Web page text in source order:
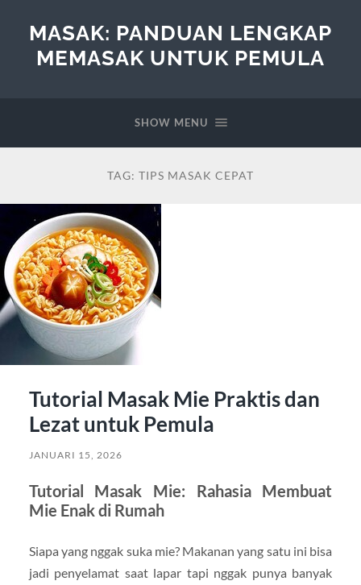
MASAK: PANDUAN LENGKAP
MEMASAK UNTUK PEMULA
SHOW MENU
TAG: TIPS MASAK CEPAT
Tutorial Masak Mie Praktis dan
Lezat untuk Pemula
JANUARI 15, 2026
Tutorial Masak Mie: Rahasia Membuat
Mie Enak di Rumah
Siapa yang nggak suka mie? Makanan yang satu ini bisa
jadi penyelamat saat lapar tapi nggak punya banyak